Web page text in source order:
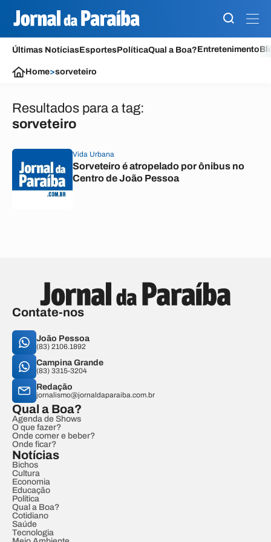
Últimas NotíciasEsportesPolíticaQual a Boa?Entretenimento
Home>sorveteiro
Resultados para a tag:
sorveteiro
Vida Urbana
Sorveteiro é atropelado por ônibus no
Centro de João Pessoa
Contate-nos
João Pessoa
(83) 2106.1892
Campina Grande
(83) 3315-3204
Redação
jornalismo@jornaldaparaiba.com.br
Qual a Boa?
Agenda de Shows
O que fazer?
Onde comer e beber?
Onde ficar?
Notícias
Bichos
Cultura
Economia
Educação
Política
Qual a Boa?
Cotidiano
Saúde
Tecnologia